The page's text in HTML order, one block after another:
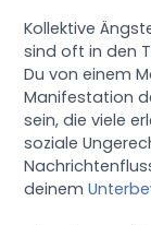
Kollektive
sind oft in den
Du von einem
Manifestation
sein, die viele
soziale
deinem